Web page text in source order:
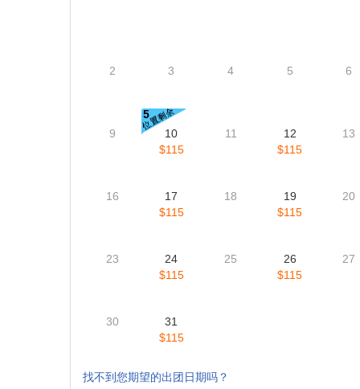
2 3 4 5 6
9
5
10
$115
11
12
$115
13
16
17
$115
18
19
$115
20
23
24
$115
25
26
$115
27
30
31
$115
找不到您期望的出团日期吗？